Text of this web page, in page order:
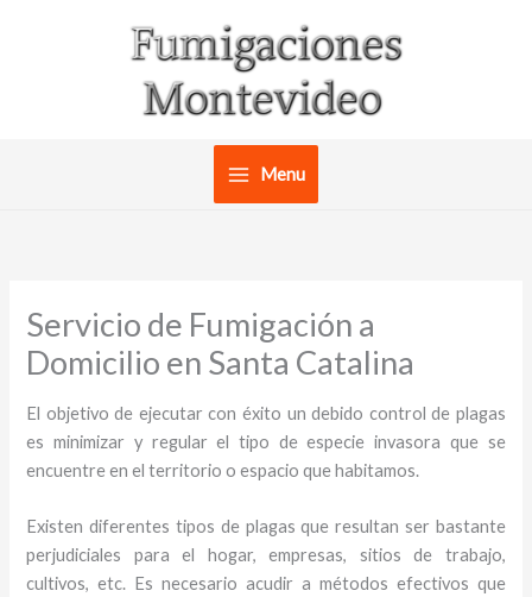
Menu
Servicio de Fumigación a
Domicilio en Santa Catalina
El objetivo de ejecutar con éxito un debido control de plagas
es minimizar y regular el tipo de especie invasora que se
encuentre en el territorio o espacio que habitamos.
Existen diferentes tipos de plagas que resultan ser bastante
perjudiciales para el hogar, empresas, sitios de trabajo,
cultivos, etc. Es necesario acudir a métodos efectivos que